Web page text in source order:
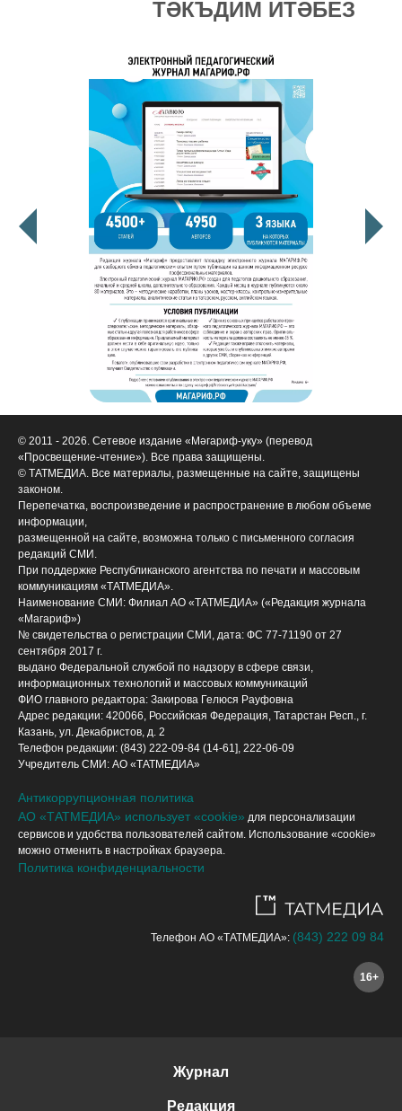
ТӘКЪДИМ ИТӘБЕЗ
© 2011 - 2026. Сетевое издание «Мәгариф-уку» (перевод
«Просвещение-чтение»). Все права защищены.
© ТАТМЕДИА. Все материалы, размещенные на сайте, защищены
законом.
Перепечатка, воспроизведение и распространение в любом объеме
информации,
размещенной на сайте, возможна только с письменного согласия
редакций СМИ.
При поддержке Республиканского агентства по печати и массовым
коммуникациям «ТАТМЕДИА».
Наименование СМИ: Филиал АО «ТАТМЕДИА» («Редакция журнала
«Магариф»)
№ свидетельства о регистрации СМИ, дата: ФС 77-71190 от 27
сентября 2017 г.
выдано Федеральной службой по надзору в сфере связи,
информационных технологий и массовых коммуникаций
ФИО главного редактора: Закирова Гелюся Рауфовна
Адрес редакции: 420066, Российская Федерация, Татарстан Респ., г.
Казань, ул. Декабристов, д. 2
Телефон редакции: (843) 222-09-84 (14-61], 222-06-09
Учредитель СМИ: АО «ТАТМЕДИА»
Антикоррупционная политика
АО «ТАТМЕДИА» использует «cookie» для персонализации
сервисов и удобства пользователей сайтом. Использование «cookie»
можно отменить в настройках браузера.
Политика конфиденциальности
Телефон АО «ТАТМЕДИА»: (843) 222 09 84
16+
Журнал
Редакция